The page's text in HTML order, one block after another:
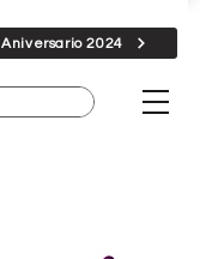
Aniversario 2024